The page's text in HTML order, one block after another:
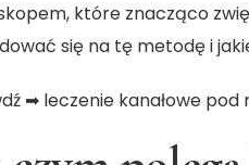
które znacząco
się na tę metodę i
➡ leczenie kanałowe pod